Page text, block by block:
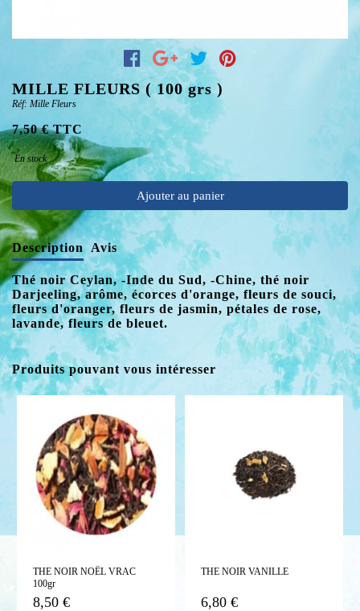
MILLE FLEURS ( 100 grs )
Réf: Mille Fleurs
7,50 € TTC
En stock
Ajouter au panier
Description Avis
Thé noir Ceylan, -Inde du Sud, -Chine, thé noir
Darjeeling, arôme, écorces d'orange, fleurs de souci,
fleurs d'oranger, fleurs de jasmin, pétales de rose,
lavande, fleurs de bleuet.
Produits pouvant vous intéresser
THE NOIR NOËL VRAC
100gr
8,50 €
THE NOIR VANILLE
6,80 €